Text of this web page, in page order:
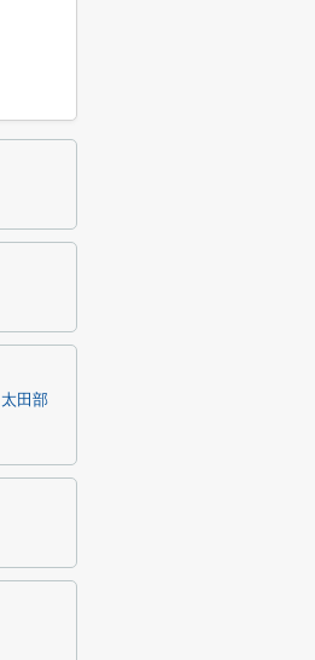
太田部